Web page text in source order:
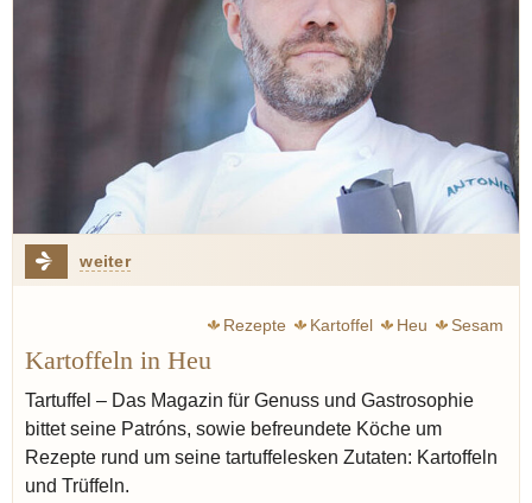
weiter
Rezepte Kartoffel Heu Sesam
Kartoffeln in Heu
Tartuffel – Das Magazin für Genuss und Gastrosophie
bittet seine Patróns, sowie befreundete Köche um
Rezepte rund um seine tartuffelesken Zutaten: Kartoffeln
und Trüffeln.